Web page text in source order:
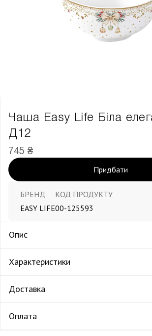
Чаша Easy Life Біла
Д12
745 ₴
Придбати
БРЕНД
EASY LIFE
КОД ПРОДУКТУ
00-125593
Опис
Характеристики
Доставка
Оплата